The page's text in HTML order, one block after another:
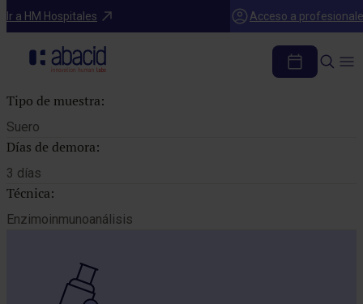
Ir a HM Hospitales Acceso a
Catálogo de pruebas
TOBRAMICINA
Tipo de muestra:
Suero
Días de demora:
3 días
Técnica:
Enzimoinmunoanálisis